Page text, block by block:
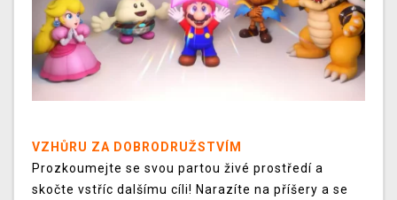
VZHŮRU ZA DOBRODRUŽSTVÍM
Prozkoumejte se svou partou živé prostředí a
skočte vstříc dalšímu cíli! Narazíte na příšery a se